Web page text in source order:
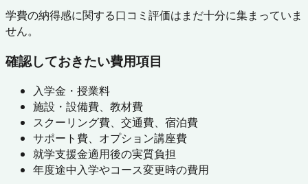
学費の納得感に関する口コミ評価はまだ十分に集まっていま
せん。
確認しておきたい費用項目
入学金・授業料
施設・設備費、教材費
スクーリング費、交通費、宿泊費
サポート費、オプション講座費
就学支援金適用後の実質負担
年度途中入学やコース変更時の費用